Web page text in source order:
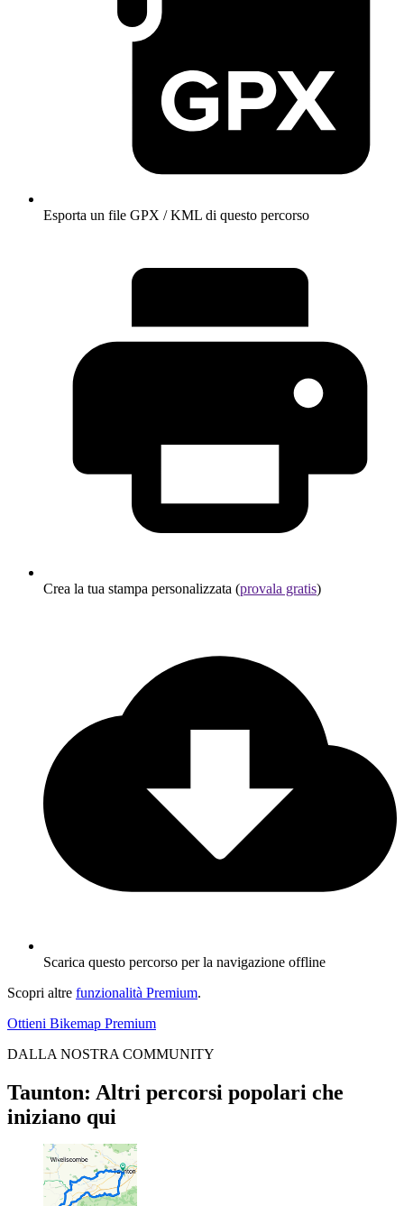
Esporta un file GPX / KML di questo percorso
Crea la tua stampa personalizzata (provala gratis)
Scarica questo percorso per la navigazione offline
Scopri altre funzionalità Premium.
Ottieni Bikemap Premium
DALLA NOSTRA COMMUNITY
Taunton: Altri percorsi popolari che
iniziano qui